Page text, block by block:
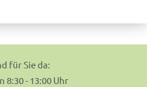
für Sie da:
8:30 - 13:00 Uhr